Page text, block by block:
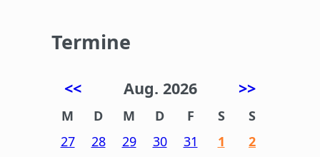
Termine
<< Aug. 2026 >>
M D M D F S
S
27
28 29 30 31 1
2